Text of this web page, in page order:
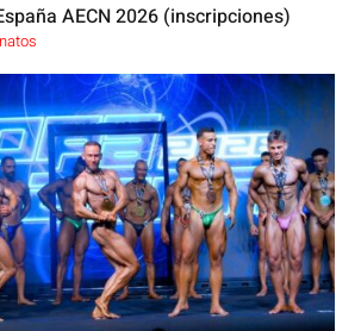
AECN 2026 (inscripciones)